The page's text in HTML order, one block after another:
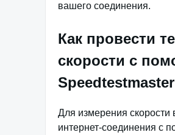
вашего соединения.
Как провести
скорости с
Для измерения скорости
интернет-соединения с